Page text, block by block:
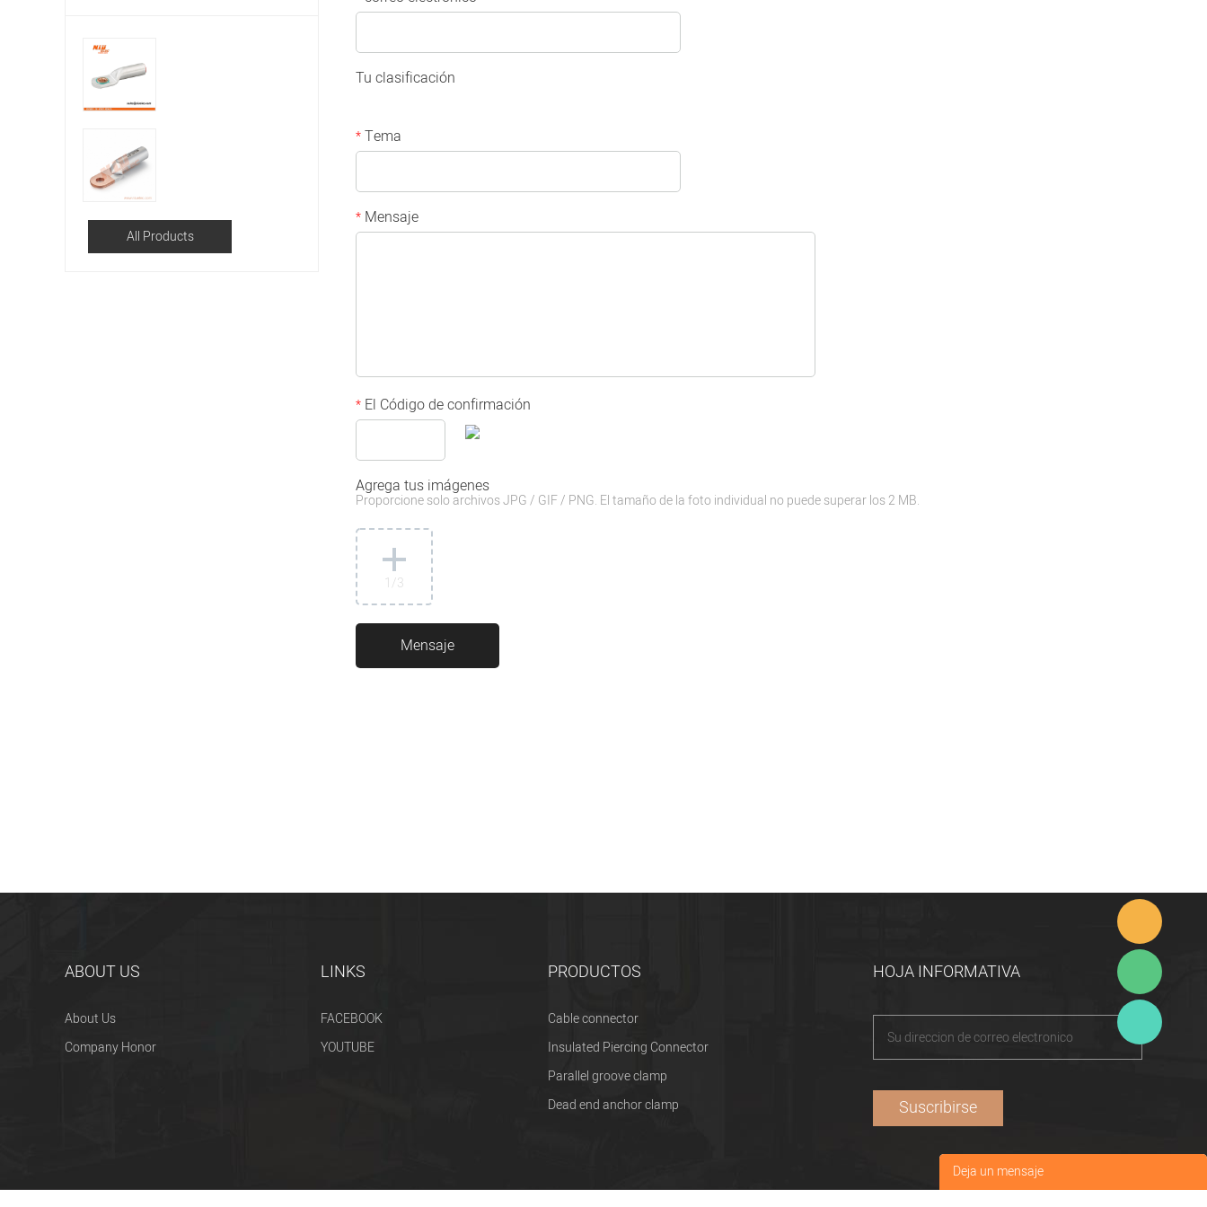
All Products
Tu clasificación
*Tema
* Mensaje
* El Código de confirmación
Agrega tus imágenes
Proporcione solo archivos JPG / GIF / PNG. El tamaño de la foto individual no puede superar los 2 MB.
1/3
ABOUT US
About Us
Company Honor
LINKS
FACEBOOK
YOUTUBE
PRODUCTOS
Cable connector
Insulated Piercing Connector
Parallel groove clamp
Dead end anchor clamp
HOJA INFORMATIVA
Deja un mensaje